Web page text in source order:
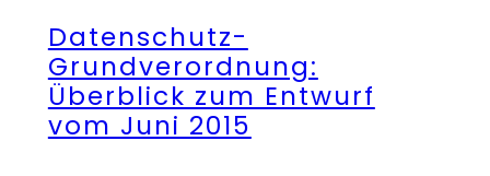
Datenschutz-
Grundverordnung:
Überblick zum Entwurf
vom Juni 2015